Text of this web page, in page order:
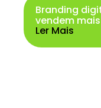
Branding
vendem mais
Ler Mais